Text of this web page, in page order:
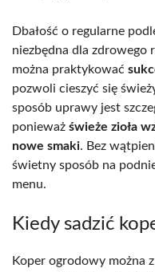
Dbałość o regularne
niezbędna dla zdrowego
można praktykować
pozwoli cieszyć się
sposób uprawy jest
ponieważ świeże zioła
nowe smaki. Bez
świetny sposób na
menu.
Kiedy sadzić
Koper ogrodowy można